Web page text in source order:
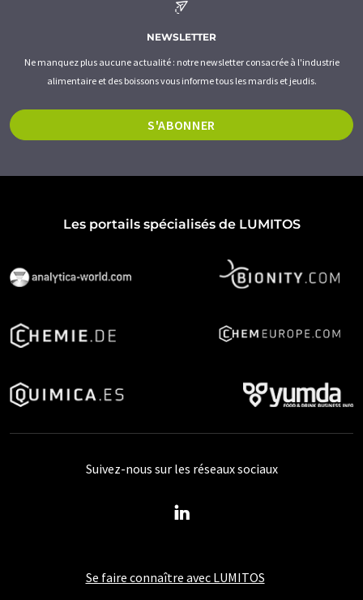
NEWSLETTER
Ne manquez plus aucune actualité : notre newsletter consacrée à l'industrie
alimentaire et des boissons vous informe tous les mardis et jeudis.
S'ABONNER
Les portails spécialisés de LUMITOS
Se faire connaître avec LUMITOS
Suivez-nous sur les réseaux sociaux